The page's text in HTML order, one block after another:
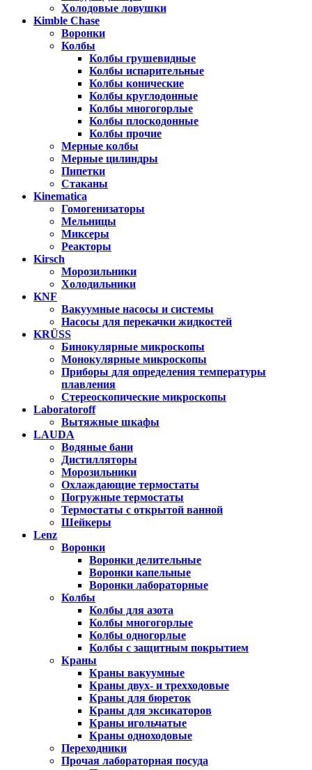
Холодовые ловушки
Kimble Chase
Воронки
Колбы
Колбы грушевидные
Колбы испарительные
Колбы конические
Колбы круглодонные
Колбы многогорлые
Колбы плоскодонные
Колбы прочие
Мерные колбы
Мерные цилиндры
Пипетки
Стаканы
Kinematica
Гомогенизаторы
Мельницы
Миксеры
Реакторы
Kirsch
Морозильники
Холодильники
KNF
Вакуумные насосы и системы
Насосы для перекачки жидкостей
KRÜSS
Бинокулярные микроскопы
Монокулярные микроскопы
Приборы для определения температуры
плавления
Стереоскопические микроскопы
Laboratoroff
Вытяжные шкафы
LAUDA
Водяные бани
Дистилляторы
Морозильники
Охлаждающие термостаты
Погружные термостаты
Термостаты с открытой ванной
Шейкеры
Lenz
Воронки
Воронки делительные
Воронки капельные
Воронки лабораторные
Колбы
Колбы для азота
Колбы многогорлые
Колбы одногорлые
Колбы с защитным покрытием
Краны
Краны вакуумные
Краны двух- и трехходовые
Краны для бюреток
Краны для эксикаторов
Краны игольчатые
Краны одноходовые
Переходники
Прочая лабораторная посуда